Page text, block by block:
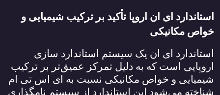
استاندارد ای ان اروپا تأکید بر ترکیب شیمیایی و
خواص مکانیکی
استاندارد ای ان یک سیستم استاندارد سازی
اروپایی است که به دلیل تمرکز عمیق‌تر بر ترکیب
شیمیایی و خواص مکانیکی نسبت به ای اس تی ام
شناخته می‌شود این استاندارد از سیستم نامگذاری